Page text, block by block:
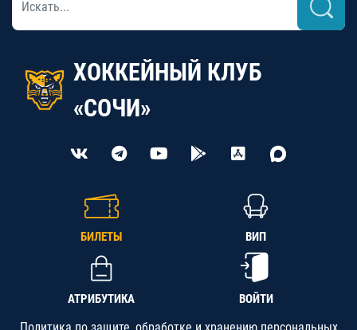
ХОККЕЙНЫЙ КЛУБ
«СОЧИ»
БИЛЕТЫ ВИП
АТРИБУТИКА ВОЙТИ